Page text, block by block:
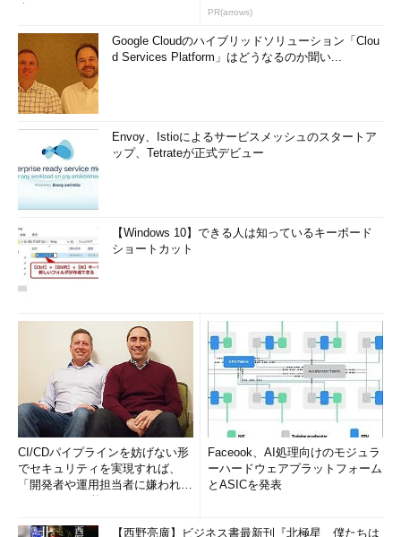
PR(arrows)
Google Cloudのハイブリッドソリューション「Clou
d Services Platform」はどうなるのか聞い...
Envoy、Istioによるサービスメッシュのスタートア
ップ、Tetrateが正式デビュー
【Windows 10】できる人は知っているキーボード
ショートカット
CI/CDパイプラインを妨げない形
でセキュリティを実現すれば、
「開発者や運用担当者に嫌われな
Faceook、AI処理向けのモジュラ
ーハードウェアプラットフォーム
とASICを発表
【西野亮廣】ビジネス書最新刊『北極星 僕たちは